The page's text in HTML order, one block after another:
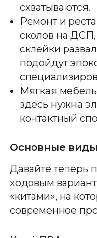
схватываются.
Ремонт и
сколов на
склейки
подойдут
Мягкая
здесь нужна
контактный
Основные
Давайте теперь
ходовым
«китами», на
современное